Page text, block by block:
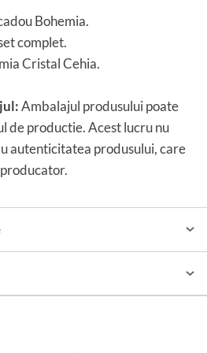
Bohemia.
complet.
Cristal Cehia.
Ambalajul produsului poate
de productie. Acest lucru nu
autenticitatea produsului, care